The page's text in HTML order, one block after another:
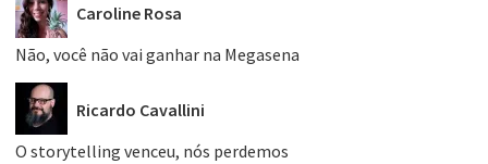
Caroline Rosa
Não, você não vai ganhar na Megasena
Ricardo Cavallini
O storytelling venceu, nós perdemos